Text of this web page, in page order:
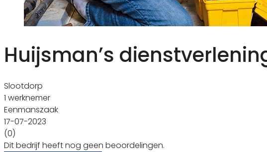
Huijsman’s
Slootdorp
1 werknemer
Eenmanszaak
17-07-2023
(0)
Dit bedrijf heeft nog geen beoordelingen.